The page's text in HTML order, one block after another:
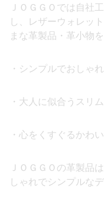
ＪＯＧＧＯでは自社
し、レザーウォレッ
まな革製品・革小物
・シンプルでおしゃ
・大人に似合うスリ
・心をくすぐるかわ
ＪＯＧＧＯの革製品
しゃれでシンプルなデ